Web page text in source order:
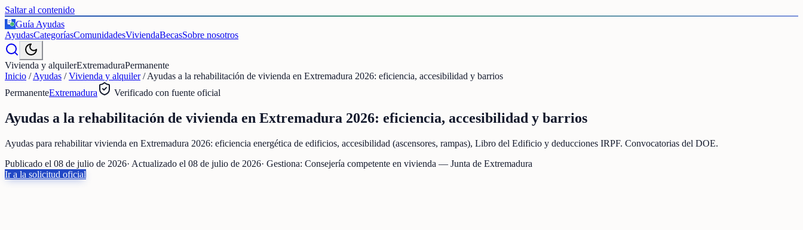
Saltar al contenido
€
Guía Ayudas
AyudasCategoríasComunidadesViviendaBecasSobre nosotros
Vivienda y alquilerExtremaduraPermanente
Inicio /Ayudas /Vivienda y alquiler/Ayudas a la rehabilitación de vivienda en Extremadura 2026: eficiencia, accesibilidad y barrios
PermanenteExtremadura Verificado con fuente oficial
Ayudas a la rehabilitación de vivienda en Extremadura 2026: eficiencia, accesibilidad y barrios
Ayudas para rehabilitar vivienda en Extremadura 2026: eficiencia energética de edificios, accesibilidad (ascensores, rampas), Libro del Edificio y deducciones IRPF. Convocatorias del DOE.
Publicado el 08 de julio de 2026· Actualizado el 08 de julio de 2026· Gestiona: Consejería competente en vivienda — Junta de Extremadura
Ir a la solicitud oficial